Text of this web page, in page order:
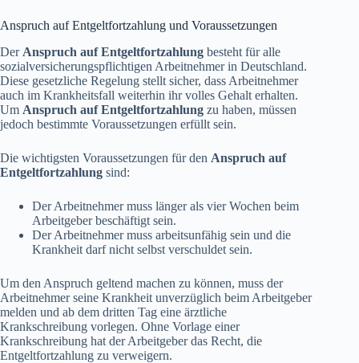
Anspruch auf Entgeltfortzahlung und Voraussetzungen
Der Anspruch auf Entgeltfortzahlung besteht für alle
sozialversicherungspflichtigen Arbeitnehmer in Deutschland.
Diese gesetzliche Regelung stellt sicher, dass Arbeitnehmer
auch im Krankheitsfall weiterhin ihr volles Gehalt erhalten.
Um Anspruch auf Entgeltfortzahlung zu haben, müssen
jedoch bestimmte Voraussetzungen erfüllt sein.
Die wichtigsten Voraussetzungen für den Anspruch auf
Entgeltfortzahlung sind:
Der Arbeitnehmer muss länger als vier Wochen beim
Arbeitgeber beschäftigt sein.
Der Arbeitnehmer muss arbeitsunfähig sein und die
Krankheit darf nicht selbst verschuldet sein.
Um den Anspruch geltend machen zu können, muss der
Arbeitnehmer seine Krankheit unverzüglich beim Arbeitgeber
melden und ab dem dritten Tag eine ärztliche
Krankschreibung vorlegen. Ohne Vorlage einer
Krankschreibung hat der Arbeitgeber das Recht, die
Entgeltfortzahlung zu verweigern.